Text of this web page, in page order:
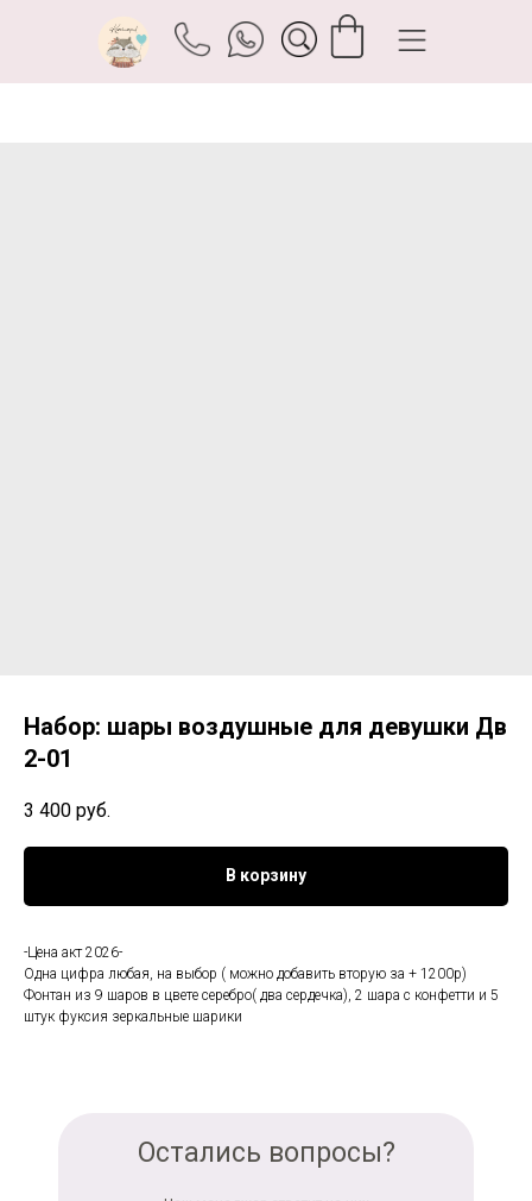
Набор: шары воздушные для девушки Дв
2-01
3 400 руб.
В корзину
-Цена акт 2026-
Одна цифра любая, на выбор ( можно добавить вторую за + 1200р)
Фонтан из 9 шаров в цвете серебро( два сердечка), 2 шара с конфетти и 5
штук фуксия зеркальные шарики
Остались вопросы?